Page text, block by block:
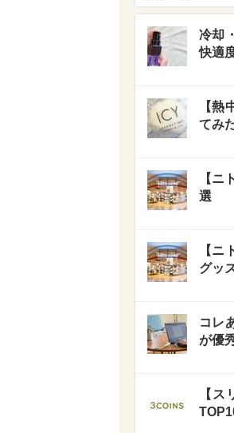
冷却
快適
【
てみ
【ニ
選
【
グッ
コレ
が優
【